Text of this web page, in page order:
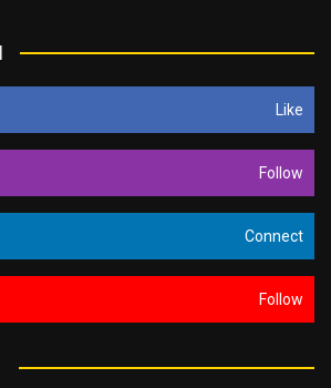
Like
Follow
Connect
Follow